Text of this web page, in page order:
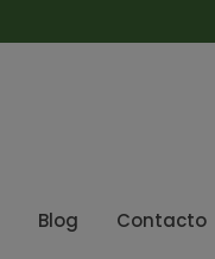
Blog Contacto